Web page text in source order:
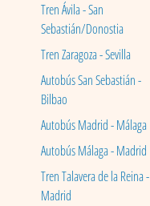
Tren Ávila - San
Sebastián/Donostia
Tren Zaragoza - Sevilla
Autobús San Sebastián -
Bilbao
Autobús Madrid - Málaga
Autobús Málaga - Madrid
Tren Talavera de la Reina -
Madrid